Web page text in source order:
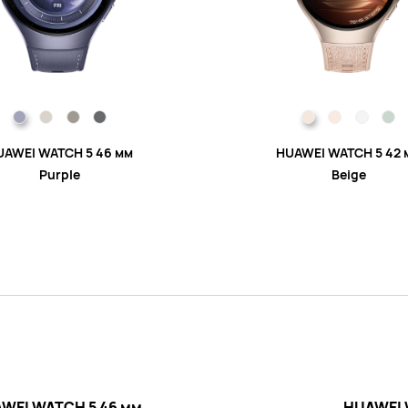
WATCH 5 46 мм
Purple
HUAWEI WATCH 5 42
Beige